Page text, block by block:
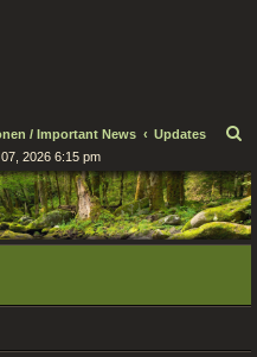
/ Important News Updates
c
h
e
2026 6:15 pm